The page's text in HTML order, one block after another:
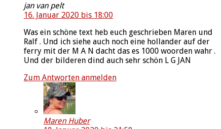
jan van pelt
16. Januar 2020 bis 18:00
Was ein schöne text heb euch geschrieben Maren und
Ralf . Und ich siehe auch noch eine hollander auf der
ferry mit der M A N dacht das es 1000 woorden wahr .
Und der bilderen dind auch sehr schön L G JAN
Zum Antworten anmelden
Maren Huber